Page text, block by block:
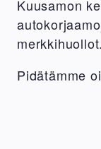
Kuusamon
merkkihuollot.
Pidätämme